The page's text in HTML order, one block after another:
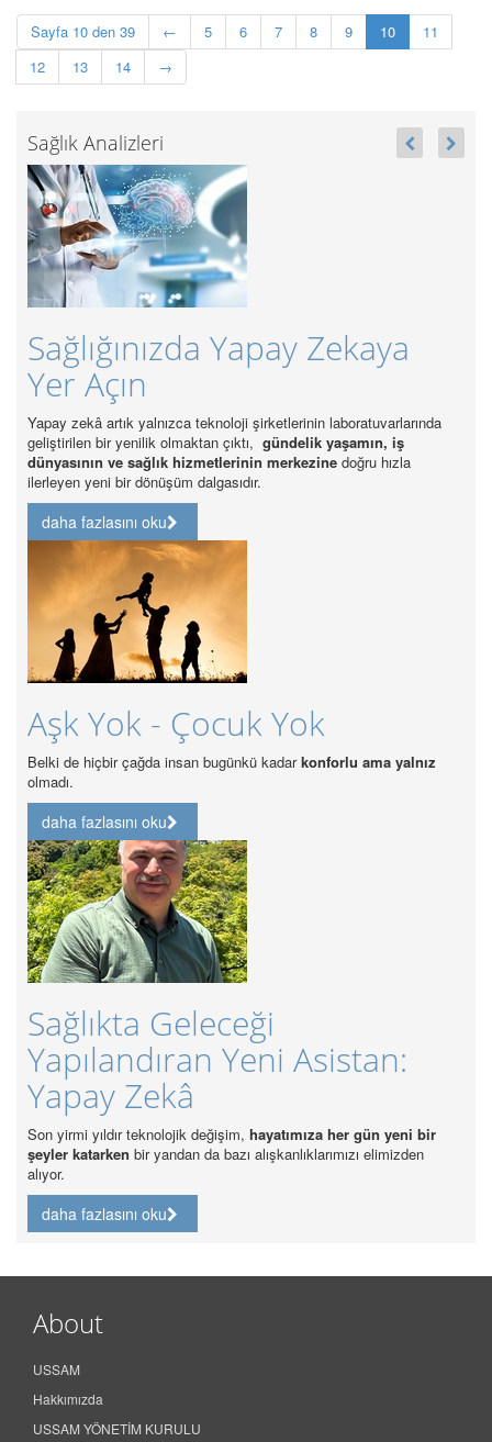
Sayfa 10 den 39 ← 5 6 7 8 9 10
11
12
13 14 →
Sağlık Analizleri
Zekaya
şirketlerinin laboratuvarlarında
çıktı,gündelik yaşamın, iş
merkezine doğru hızla
Yok
kadar konforlu ama yalnız
Asistan:
hayatımıza her gün yeni bir
alışkanlıklarımızı elimizden
Sağlıkta
Sektörde en önemli sürdürülebilirlik
gücünün standartların altında
Özel
Akreditasyonu
Özel Hastanelerde Kalite
Güncel Sağlık
Sağlık Hakkı
Analizi
About
USSAM
Hakkımızda
USSAM YÖNETİM KURULU